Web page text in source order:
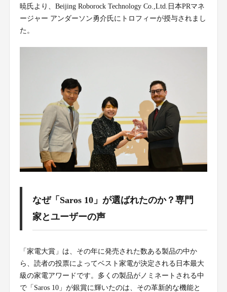
暁氏より、Beijing Roborock Technology Co.,Ltd.日本PRマネ
ージャー アンダーソン勇介氏にトロフィーが授与されまし
た。
なぜ「Saros 10」が選ばれたのか？専門
家とユーザーの声
「家電大賞」は、その年に発売された数ある製品の中か
ら、読者の投票によってベスト家電が決定される日本最大
級の家電アワードです。多くの製品がノミネートされる中
で「Saros 10」が銀賞に輝いたのは、その革新的な機能と